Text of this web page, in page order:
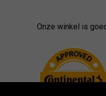
Onze winkel is